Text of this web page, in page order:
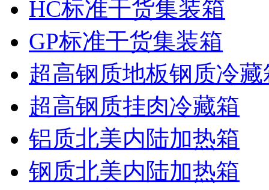
HC标准干货集装箱
GP标准干货集装箱
超高钢质地板钢质冷藏
超高钢质挂肉冷藏箱
铝质北美内陆加热箱
钢质北美内陆加热箱